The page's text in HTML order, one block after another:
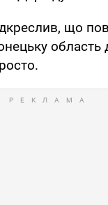
що
область